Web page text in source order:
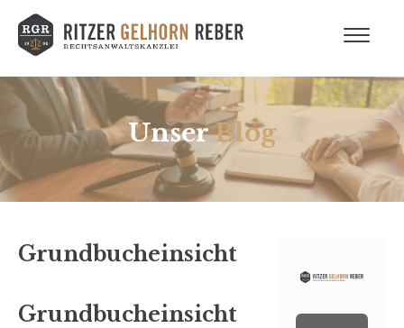
UnserBlog
Grundbucheinsicht
Grundbucheinsicht